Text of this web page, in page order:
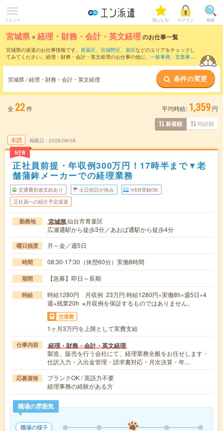
メニュー 気になる! ログイン 検索
宮城県 ×経理・財務・会計・英文経理 のお仕事一覧
宮城県の派遣のお仕事情報です。 青葉区、 宮城野区、 泉区などのエリアをチェックし
てみてください。経理・財務・会計・英文経理のお仕事の他に、 一般事務、 営業事務
などのこだわり条件で絞り込んでいただけます。職種辞典：経理・
財務・会計・英文経理のお仕事とは？とは？
宮城県 / 経理・財務・会計・英文経理 条件の変更
全 22件 平均時給: 1,359 円
新着順 時給順
未読
NEW
掲載日 2026/08/08
正社員前提・年収例300万円！17時半まで▼老
舗蒲鉾メーカーでの経理業務
交通費別途支給あり 土日祝日が休み WEB登録OK
正社員への紹介予定派遣
勤務地 宮城県仙台市青葉区
広瀬通駅から徒歩3分／あおば通駅から徒歩4分
曜日頻度 月～金／週5日
時間 08:30-17:30（休憩60分）実働8時間
期間 【急募】即日～長期
時給
時給1280円 月収例 23万円 時給1280円×実働8h×週5日×4
週+残業20h ※月収例を保証するものではありません。
交通費
1ヶ月3万円を上限として実費支給
仕事内容 経理・財務・会計・英文経理
製造、販売を行う会社にて、経理業務全般をお任せします・
仕訳入力・入出金管理・請求書対応・月次決算・年…
応募資格
ブランクOK / 英語力不要
経理事務の経験がある方
職場の雰囲気
職場の様子